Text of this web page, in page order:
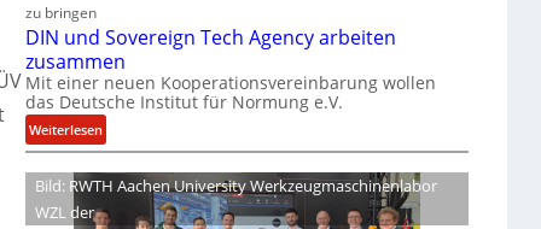
A
r
e
a
V
i
c
e
P
m
M
i
x
a
l
G
e
h
e
i
m
n
i
s
zu bringen
DIN und Sovereign Tech Agency arbeiten
zusammen
Mit einer neuen Kooperationsvereinbarung wollen
das Deutsche Institut für Normung e.V.
Weiterlesen:
D
I
N
u
Bild: RWTH Aachen University Werkzeugmaschinenlabor
WZL der